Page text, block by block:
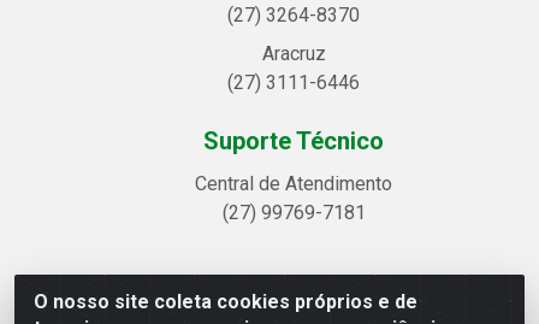
O nosso site coleta cookies próprios e de
(27) 3264-8370
Aracruz
(27) 3111-6446
Suporte Técnico
Central de Atendimento
(27) 99769-7181
Linhavix Distribuidora LTDA - Avenida Alegre, 2521 -